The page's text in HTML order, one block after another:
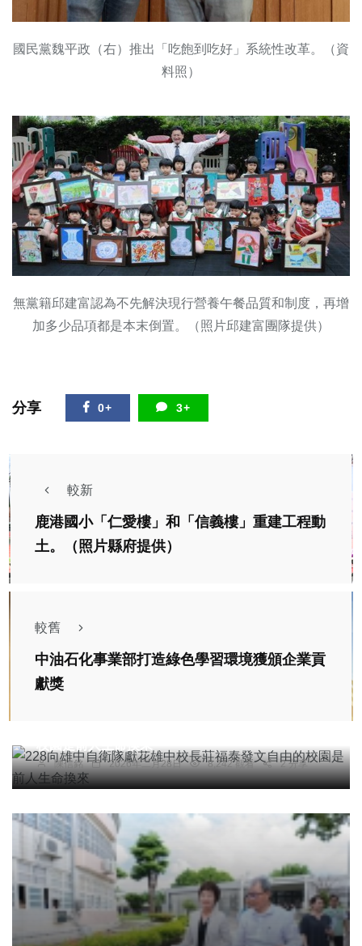
國民黨魏平政（右）推出「吃飽到吃好」系統性改革。（資
料照）
無黨籍邱建富認為不先解決現行營養午餐品質和制度，再增
加多少品項都是本末倒置。（照片邱建富團隊提供）
分享 0+ 3+
較新
鹿港國小「仁愛樓」和「信義樓」重建工程動
土。（照片縣府提供）
較舊
中油石化事業部打造綠色學習環境獲頒企業貢
獻獎
陳信銘 2026年二月28日 8,242 觀看 2 分享